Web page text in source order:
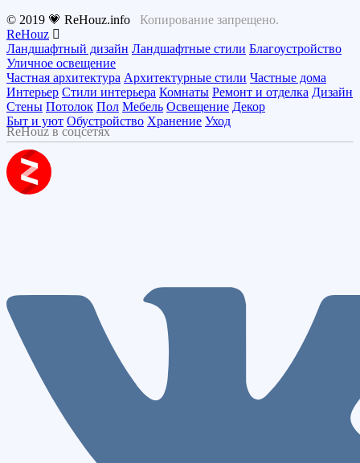
© 2019 💗 ReHouz.info Копирование запрещено.
ReHouz
Ландшафтный дизайн Ландшафтные стили Благоустройство
Уличное освещение
Частная архитектура Архитектурные стили Частные дома
Интерьер Стили интерьера Комнаты Ремонт и отделка Дизайн
Стены Потолок Пол Мебель Освещение Декор
Быт и уют Обустройство Хранение Уход
ReHouz в соцсетях